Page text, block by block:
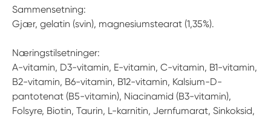
Sammensetning:
Gjær, gelatin (svin), magnesiumstearat (1,35%).
Næringstilsetninger:
A-vitamin, D3-vitamin, E-vitamin, C-vitamin, B1-vitamin,
B2-vitamin, B6-vitamin, B12-vitamin, Kalsium-D-
pantotenat (B5-vitamin), Niacinamid (B3-vitamin),
Folsyre, Biotin, Taurin, L-karnitin, Jernfumarat, Sinkoksid,